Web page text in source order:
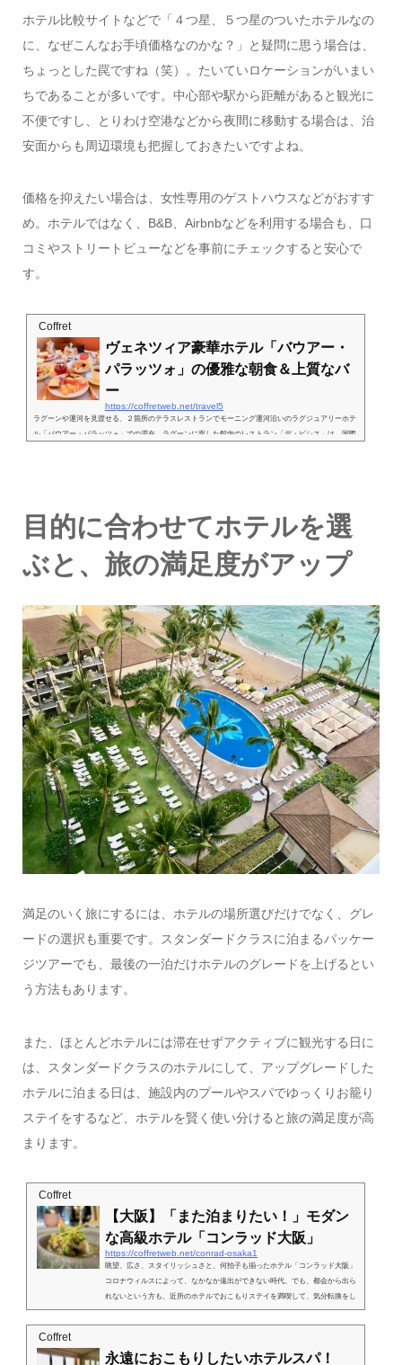
に表情を変える運河の眺めを堪能できる、ラグジュアリーなホテルに泊まりたいもの。そこで、伝統
を選びました。18世紀の有名な建物を利用した優雅さと...
ホテル比較サイトなどで「４つ星、５つ星のついたホテルなの
に、なぜこんなお手頃価格なのかな？」と疑問に思う場合は、
ちょっとした罠ですね（笑）。たいていロケーションがいまい
ちであることが多いです。中心部や駅から距離があると観光に
不便ですし、とりわけ空港などから夜間に移動する場合は、治
安面からも周辺環境も把握しておきたいですよね。
価格を抑えたい場合は、女性専用のゲストハウスなどがおすす
め。ホテルではなく、B&B、Airbnbなどを利用する場合も、口
コミやストリートビューなどを事前にチェックすると安心で
す。
Coffret
ヴェネツィア豪華ホテル「バウアー・
パラッツォ」の優雅な朝食＆上質なバ
ー
https://coffretweb.net/travel5
ラグーンや運河を見渡せる、２箇所のテラスレストランでモーニング運河沿いのラグジュアリーホテ
ル「バウアー・パラッツォ」での滞在。ラグーンに面した館内のレストラン「デ・ピシス」は、国際
目的に合わせてホテルを選
ぶと、旅の満足度がアップ
満足のいく旅にするには、ホテルの場所選びだけでなく、グレ
ードの選択も重要です。スタンダードクラスに泊まるパッケー
ジツアーでも、最後の一泊だけホテルのグレードを上げるとい
う方法もあります。
また、ほとんどホテルには滞在せずアクティブに観光する日に
は、スタンダードクラスのホテルにして、アップグレードした
ホテルに泊まる日は、施設内のプールやスパでゆっくりお籠り
ステイをするなど、ホテルを賢く使い分けると旅の満足度が高
まります。
Coffret
【大阪】「また泊まりたい！」モダン
な高級ホテル「コンラッド大阪」
https://coffretweb.net/conrad-osaka1
眺望、広さ、スタイリッシュさと、何拍子も揃ったホテル「コンラッド大阪」
コロナウィルスによって、なかなか遠出ができない時代。でも、都会から出ら
れないという方も、近所のホテルでおこもりステイを満喫して、気分転換をし
てみてはいかがでしょうか？そこで大阪府にお住まいの方におすすめしたいの
が、2017年6月にオープンした「コンラッド大阪」。今回の記事では、客室と
ィバルタワー・ウエスト高層階に位置しています。客室はすべて33F以上。壁
Coffret
永遠におこもりしたいホテルスパ！